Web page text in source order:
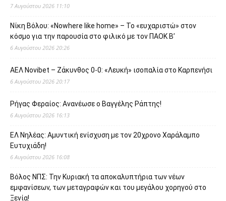
7 Αυγούστου 2026 11:10
Νίκη Βόλου: «Nowhere like home» – Το «ευχαριστώ» στον
κόσμο για την παρουσία στο φιλικό με τον ΠΑΟΚ Β’
6 Αυγούστου 2026 20:26
ΑΕΛ Novibet – Ζάκυνθος 0-0: «Λευκή» ισοπαλία στο Καρπενήσι
6 Αυγούστου 2026 20:17
Ρήγας Φεραίος: Ανανέωσε ο Βαγγέλης Ράπτης!
6 Αυγούστου 2026 16:13
ΕΛ Νηλέας: Αμυντική ενίσχυση με τον 20χρονο Χαράλαμπο
Ευτυχιάδη!
6 Αυγούστου 2026 16:08
Βόλος ΝΠΣ: Την Κυριακή τα αποκαλυπτήρια των νέων
εμφανίσεων, των μεταγραφών και του μεγάλου χορηγού στο
Ξενία!